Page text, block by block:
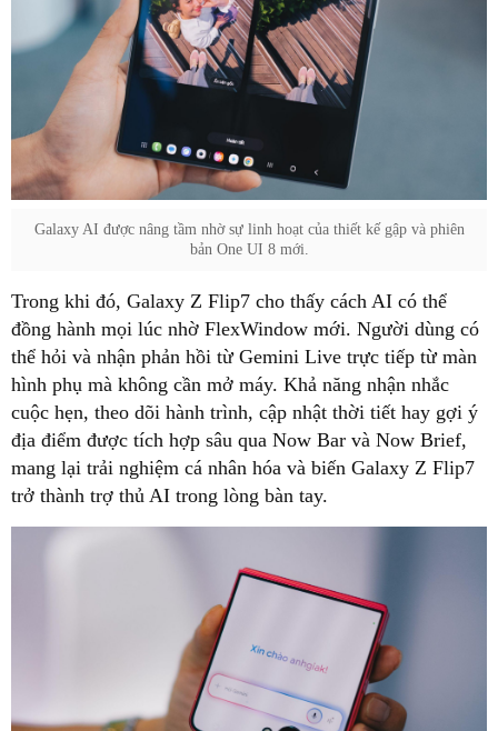
Galaxy AI được nâng tầm nhờ sự linh hoạt của thiết kế gập và phiên
bản One UI 8 mới.
Trong khi đó, Galaxy Z Flip7 cho thấy cách AI có thể
đồng hành mọi lúc nhờ FlexWindow mới. Người dùng có
thể hỏi và nhận phản hồi từ Gemini Live trực tiếp từ màn
hình phụ mà không cần mở máy. Khả năng nhận nhắc
cuộc hẹn, theo dõi hành trình, cập nhật thời tiết hay gợi ý
địa điểm được tích hợp sâu qua Now Bar và Now Brief,
mang lại trải nghiệm cá nhân hóa và biến Galaxy Z Flip7
trở thành trợ thủ AI trong lòng bàn tay.